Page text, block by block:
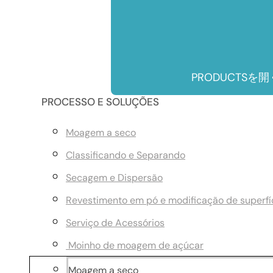
PRODUCTSを開
PROCESSO E SOLUÇÕES
Moagem a seco
Classificando e Separando
Secagem e Dispersão
Revestimento em pó e modificação de
Serviço de Acessórios
Moinho de moagem de açúcar
Moagem a seco